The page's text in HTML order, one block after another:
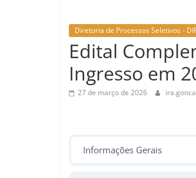
Diretoria de Processos Seletivos -
Edital
Ingresso em
27 de março de 2026
Informações Gerais